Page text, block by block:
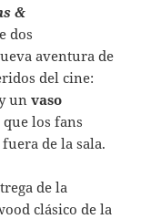
&
dos
aventura de
del cine:
unvaso
que los fans
de la sala.
de la
clásico de la